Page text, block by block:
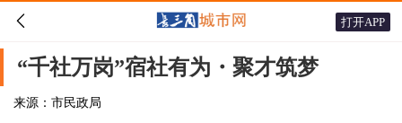
 打开APP
“千社万岗”宿社有为・聚才筑梦
来源：市民政局